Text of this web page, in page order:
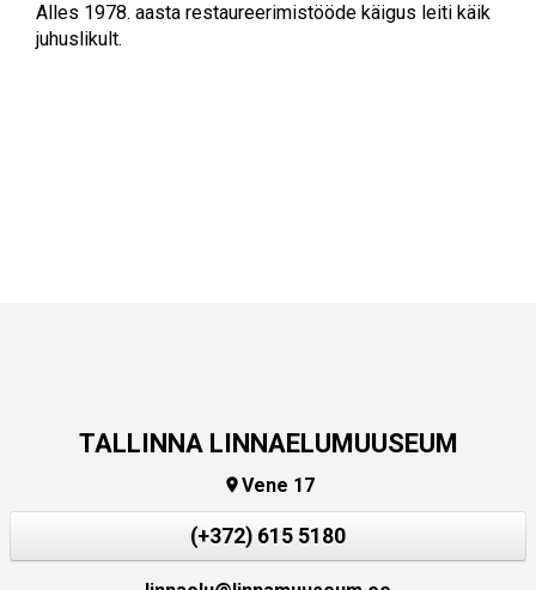
Alles 1978. aasta restaureerimistööde käigus leiti käik
juhuslikult.
TALLINNA LINNAELUMUUSEUM
Vene 17
(+372) 615 5180